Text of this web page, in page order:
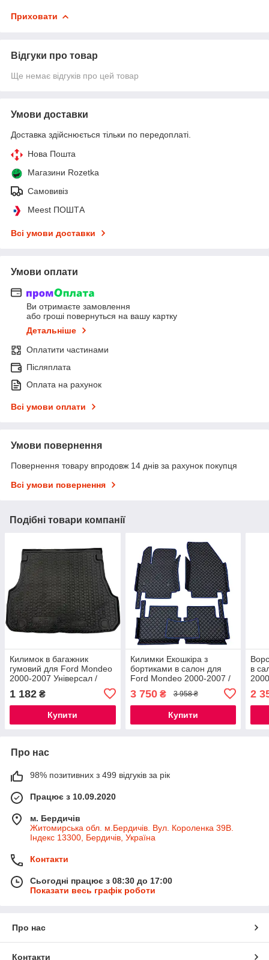
Приховати
Відгуки про товар
Ще немає відгуків про цей товар
Умови доставки
Доставка здійснюється тільки по передоплаті.
Нова Пошта
Магазини Rozetka
Самовивіз
Meest ПОШТА
Всі умови доставки
Умови оплати
Ви отримаєте замовлення
або гроші повернуться на вашу картку
Детальніше
Оплатити частинами
Післяплата
Оплата на рахунок
Всі умови оплати
Умови повернення
Повернення товару впродовж 14 днів за рахунок покупця
Всі умови повернення
Подібні товари компанії
Килимок в багажник
гумовий для Ford Mondeo
2000-2007 Універсал /
Форд Мондео 3 автогум
1 182 ₴
Купити
Килимки Екошкіра з
бортиками в салон для
Ford Mondeo 2000-2007 /
3 750₴ 3 958 ₴
Купити
в
2
Про нас
98% позитивних з 499 відгуків за рік
Працює з 10.09.2020
м. Бердичів
Житомирська обл. м.Бердичів. Вул. Короленка 39В.
Індекс 13300, Бердичів, Україна
Контакти
Сьогодні працює з 08:30 до 17:00
Показати весь графік роботи
Про нас
Контакти